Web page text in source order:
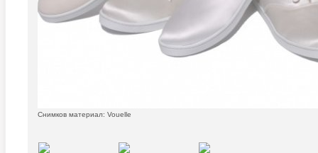
Снимков материал: Vouelle